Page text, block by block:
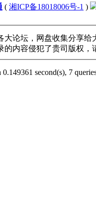
( 湘ICP备18018006号-1 )
大论坛，网盘收集分享
内容侵犯了贵司版权，
0.149361 second(s), 7